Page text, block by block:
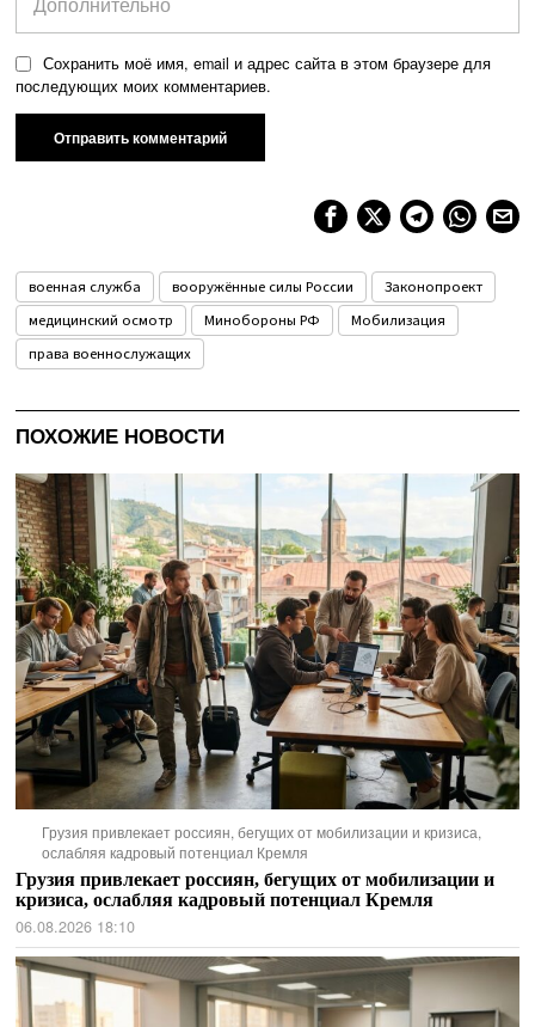
Сохранить моё имя, email и адрес сайта в этом браузере для
последующих моих комментариев.
военная служба вооружённые силы России
Законопроект
медицинский осмотр
Минобороны РФ
Мобилизация
права военнослужащих
ПОХОЖИЕ НОВОСТИ
Грузия привлекает россиян, бегущих от мобилизации и кризиса,
ослабляя кадровый потенциал Кремля
Грузия привлекает россиян, бегущих от мобилизации и
кризиса, ослабляя кадровый потенциал Кремля
06.08.2026 18:10